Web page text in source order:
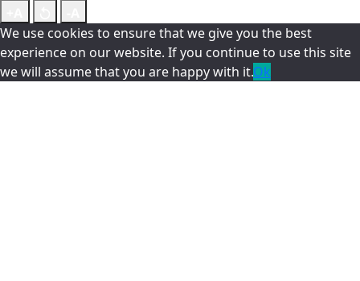
We use cookies to ensure that we give you the best
experience on our website. If you continue to use this site
we will assume that you are happy with it.Ok